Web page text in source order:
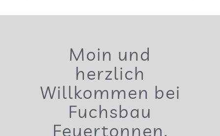
Moin und
herzlich
Willkommen bei
Fuchsbau
Feuertonnen.